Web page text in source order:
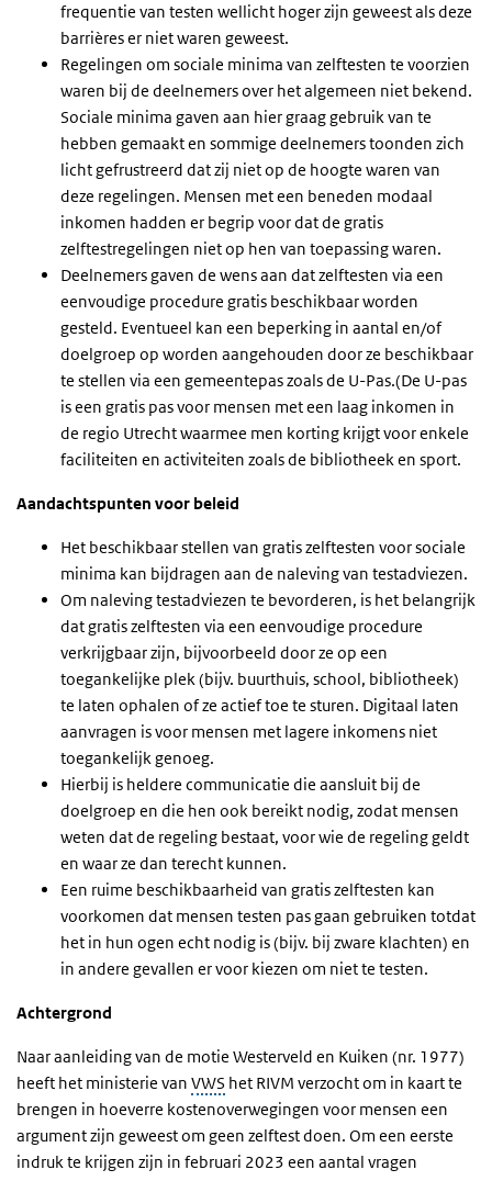
frequentie van testen wellicht hoger zijn geweest als deze
barrières er niet waren geweest.
Regelingen om sociale minima van zelftesten te voorzien
waren bij de deelnemers over het algemeen niet bekend.
Sociale minima gaven aan hier graag gebruik van te
hebben gemaakt en sommige deelnemers toonden zich
licht gefrustreerd dat zij niet op de hoogte waren van
deze regelingen. Mensen met een beneden modaal
inkomen hadden er begrip voor dat de gratis
zelftestregelingen niet op hen van toepassing waren.
Deelnemers gaven de wens aan dat zelftesten via een
eenvoudige procedure gratis beschikbaar worden
gesteld. Eventueel kan een beperking in aantal en/of
doelgroep op worden aangehouden door ze beschikbaar
te stellen via een gemeentepas zoals de U-Pas.(De U-pas
is een gratis pas voor mensen met een laag inkomen in
de regio Utrecht waarmee men korting krijgt voor enkele
faciliteiten en activiteiten zoals de bibliotheek en sport.
Aandachtspunten voor beleid
Het beschikbaar stellen van gratis zelftesten voor sociale
minima kan bijdragen aan de naleving van testadviezen.
Om naleving testadviezen te bevorderen, is het belangrijk
dat gratis zelftesten via een eenvoudige procedure
verkrijgbaar zijn, bijvoorbeeld door ze op een
toegankelijke plek (bijv. buurthuis, school, bibliotheek)
te laten ophalen of ze actief toe te sturen. Digitaal laten
aanvragen is voor mensen met lagere inkomens niet
toegankelijk genoeg.
Hierbij is heldere communicatie die aansluit bij de
doelgroep en die hen ook bereikt nodig, zodat mensen
weten dat de regeling bestaat, voor wie de regeling geldt
en waar ze dan terecht kunnen.
Een ruime beschikbaarheid van gratis zelftesten kan
voorkomen dat mensen testen pas gaan gebruiken totdat
het in hun ogen echt nodig is (bijv. bij zware klachten) en
in andere gevallen er voor kiezen om niet te testen.
Achtergrond
Naar aanleiding van de motie Westerveld en Kuiken (nr. 1977)
heeft het ministerie van VWS het RIVM verzocht om in kaart te
brengen in hoeverre kostenoverwegingen voor mensen een
argument zijn geweest om geen zelftest doen. Om een eerste
indruk te krijgen zijn in februari 2023 een aantal vragen